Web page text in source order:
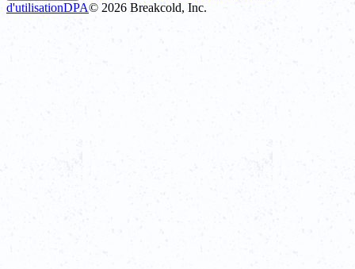
d'utilisationDPA© 2026 Breakcold, Inc.